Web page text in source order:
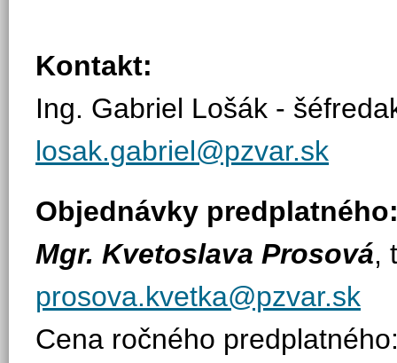
Kontakt:
Ing. Gabriel Lošák -
losak.gabriel@pzvar.sk
Objednávky
Mgr. Kvetoslava Prosová,
prosova.kvetka@pzvar.sk
Cena ročného